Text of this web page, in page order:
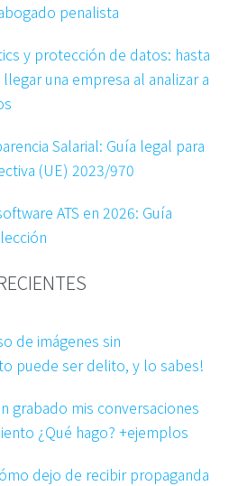
penalista
y protección de datos: hasta
una empresa al analizar a
Salarial: Guía legal para
(UE) 2023/970
ATS en 2026: Guía
de imágenes sin
puede ser delito, y lo sabes!
grabado mis conversaciones
¿Qué hago? +ejemplos
dejo de recibir propaganda